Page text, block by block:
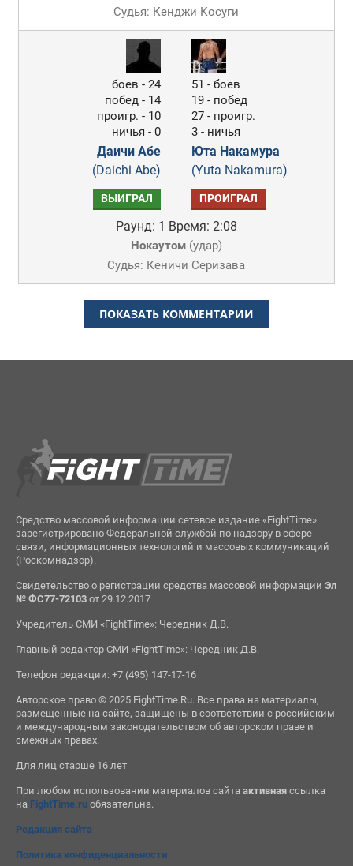
Судья: Кенджи Косуги
боев - 24
побед - 14
проигр. - 10
ничья - 0
Даичи Абе
(Daichi Abe)
51 - боев
19 - побед
27 - проигр.
3 - ничья
Юта Накамура
(Yuta Nakamura)
ВЫИГРАЛ ПРОИГРАЛ
Раунд: 1 Время: 2:08
Нокаутом(удар)
Судья: Кеничи Серизава
ПОКАЗАТЬ КОММЕНТАРИИ
Средство массовой информации сетевое издание «FightTime»
зарегистрировано Федеральной службой по надзору в сфере
связи, информационных технологий и массовых коммуникаций
(Роскомнадзор).
Свидетельство о регистрации средства массовой информации Эл
№ ФС77-72103от 29.12.2017
Учредитель СМИ «FightTime»: Чередник Д.В.
Главный редактор СМИ «FightTime»: Чередник Д.В.
Телефон редакции: +7 (495) 147-17-16
Авторское право © 2025 FightTime.Ru. Все права на материалы,
размещенные на сайте, защищены в соответствии с российским
и международным законодательством об авторском праве и
смежных правах.
Для лиц старше 16 лет
При любом использовании материалов сайта активнаяссылка
на FightTime.ruобязательна.
Редакция сайта
Политика конфиденциальности